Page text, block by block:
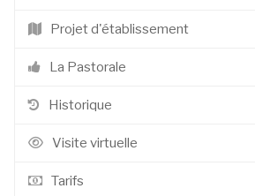
Projet d'établissement
La Pastorale
Historique
Visite virtuelle
Tarifs